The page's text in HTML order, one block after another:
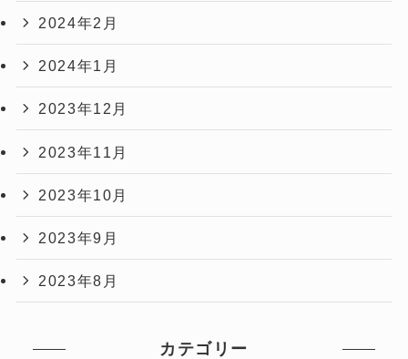
2024年2月
2024年1月
2023年12月
2023年11月
2023年10月
2023年9月
2023年8月
カテゴリー